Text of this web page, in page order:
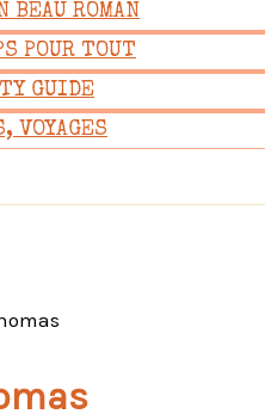
BEAU ROMAN
POUR TOUT
GUIDE
VOYAGES